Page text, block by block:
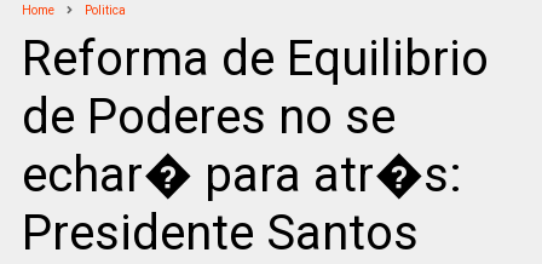
Home Politica
Reforma de Equilibrio
de Poderes no se
echar� para atr�s:
Presidente Santos